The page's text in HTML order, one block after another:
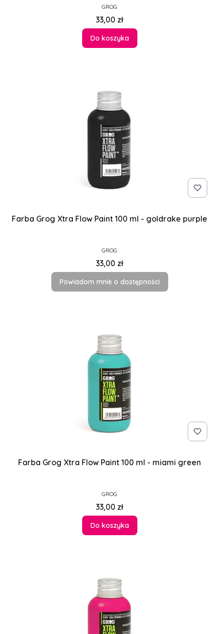
PRODUCENT
GROG
Cena
33,00 zł
Do koszyka
Farba Grog Xtra Flow Paint 100 ml - goldrake purple
PRODUCENT
GROG
Cena
33,00 zł
Powiadom mnie o dostępności
Farba Grog Xtra Flow Paint 100 ml - miami green
PRODUCENT
GROG
Cena
33,00 zł
Do koszyka